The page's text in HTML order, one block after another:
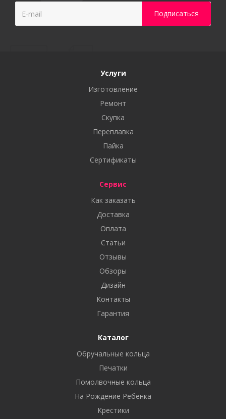
Услуги
Изготовление
Ремонт
Скупка
Переплавка
Пайка
Сертификаты
Сервис
Как заказать
Доставка
Оплата
Статьи
Отзывы
Обзоры
Дизайн
Контакты
Гарантия
Каталог
Обручальные кольца
Печатки
Помолвочные кольца
На Рождение Ребенка
Крестики